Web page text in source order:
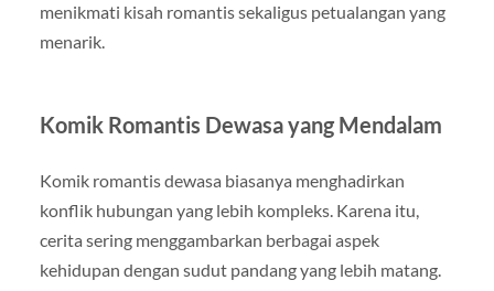
menikmati kisah romantis sekaligus petualangan yang
menarik.
Komik Romantis Dewasa yang Mendalam
Komik romantis dewasa biasanya menghadirkan
konflik hubungan yang lebih kompleks. Karena itu,
cerita sering menggambarkan berbagai aspek
kehidupan dengan sudut pandang yang lebih matang.